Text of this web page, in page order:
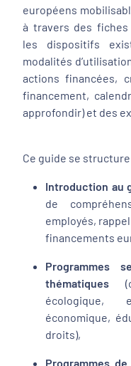
européens
à travers des fiches
les dispositifs
modalités
actions financées,
financement,
approfondir) et des
Ce guide se
Introduction au
de
employés,
financements
Programmes
thématiques
écologique,
économique,
droits),
Programmes